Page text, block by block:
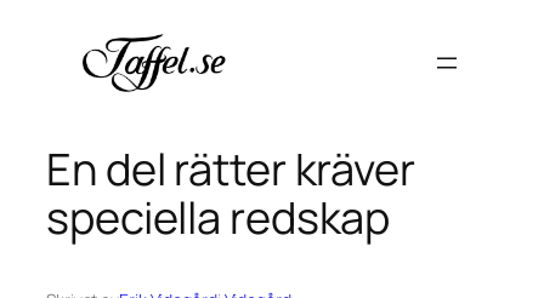
innehåll
En del rätter kräver
speciella redskap